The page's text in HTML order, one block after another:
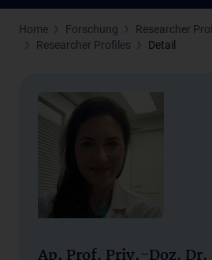
Home Forschung
Researcher
Researcher Profiles
Detail